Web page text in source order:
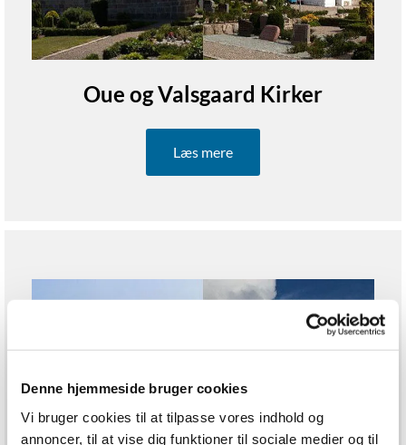
Denne hjemmeside bruger cookies
Vi bruger cookies til at tilpasse vores indhold og
annoncer, til at vise dig funktioner til sociale medier og til
Oue og Valsgaard Kirker
Læs mere